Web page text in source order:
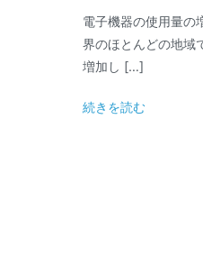
電子機器の使用量の
界のほとんどの地域
増加し […]
続きを読む